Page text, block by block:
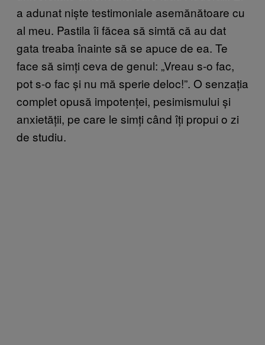
a adunat niște testimoniale asemănătoare cu
al meu. Pastila îi făcea să simtă că au dat
gata treaba înainte să se apuce de ea. Te
face să simți ceva de genul: „Vreau s-o fac,
pot s-o fac și nu mă sperie deloc!”. O senzația
complet opusă impotenței, pesimismului și
anxietății, pe care le simți când îți propui o zi
de studiu.